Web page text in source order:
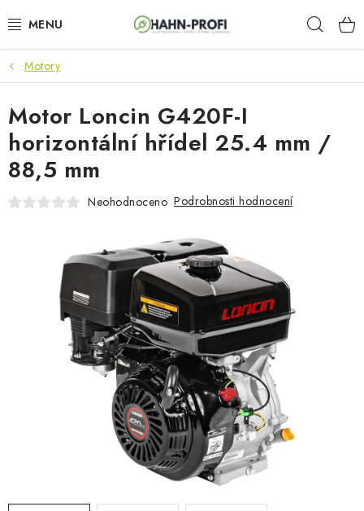
na
KLIMATIZACE
ELEKTROCENTRÁLY
ZAHRADNÍ TECHNIKA
STAVEBNÍ TECHNIKA
ODVLHČOVAČE
TOPIDLA
AKUMULAČNÍ KAMNA
ELEKTRICKÉ KRBY
Motory
Motor Loncin G420F-I
horizontální hřídel 25.4 mm /
88,5 mm
Neohodnoceno Podrobnosti hodnocení